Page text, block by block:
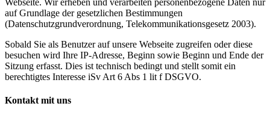
Webseite. Wir erheben und verarbeiten personenbezogene Daten nur
auf Grundlage der gesetzlichen Bestimmungen
(Datenschutzgrundverordnung, Telekommunikationsgesetz 2003).
Sobald Sie als Benutzer auf unsere Webseite zugreifen oder diese
besuchen wird Ihre IP-Adresse, Beginn sowie Beginn und Ende der
Sitzung erfasst. Dies ist technisch bedingt und stellt somit ein
berechtigtes Interesse iSv Art 6 Abs 1 lit f DSGVO.
Kontakt mit uns